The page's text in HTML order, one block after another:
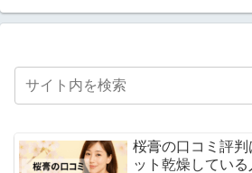
桜膏の口コミ評判
ット乾燥してい